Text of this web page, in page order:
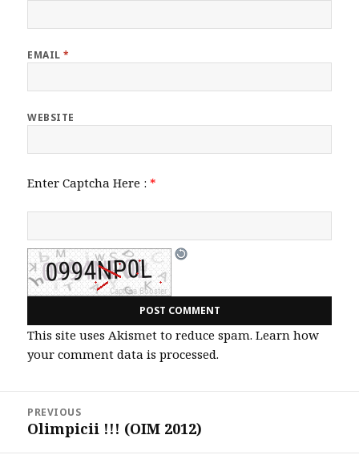
EMAIL*
WEBSITE
Enter Captcha Here :*
This site uses Akismet to reduce spam.Learn how
your comment data is processed.
navigation
PREVIOUS
Previous
post:
Olimpicii !!! (OIM 2012)